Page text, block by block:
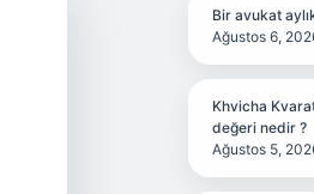
Bir avukat
Ağustos 6,
Khvicha
değeri nedir ?
Ağustos 5,